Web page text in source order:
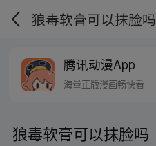
狼毒软膏可以抹脸吗
腾讯动漫App
海量正版漫画畅快看
狼毒软膏可以抹脸吗